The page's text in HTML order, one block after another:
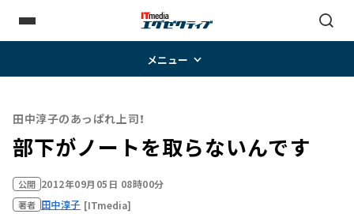
メニュー
田中淳子のあっぱれ上司！
部下がノートを取らないんです
公開 2012年09月05日 08時00分
著者 田中淳子 [ITmedia]